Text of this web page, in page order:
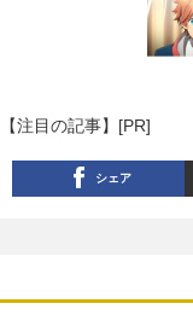
【注目の記事】[PR]
シェア